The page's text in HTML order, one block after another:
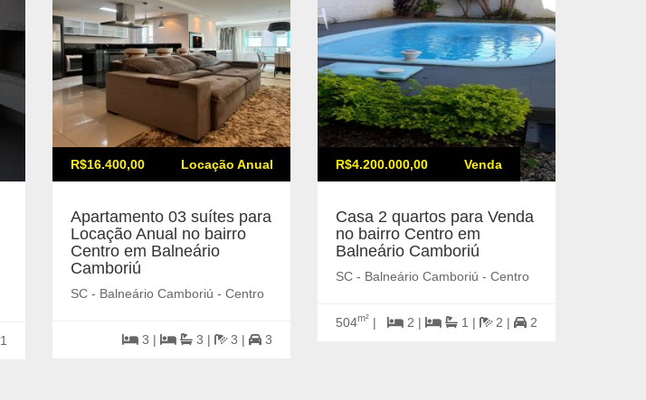
1
R$16.400,00 Locação Anual
Apartamento 03 suítes para
Locação Anual no bairro
Centro em Balneário
Camboriú
SC - Balneário Camboriú - Centro
3 | 3 | 3 | 3
R$4.200.000,00 Venda
Casa 2 quartos para Venda
no bairro Centro em
Balneário Camboriú
SC - Balneário Camboriú - Centro
504m² | 2 | 1 | 2 | 2